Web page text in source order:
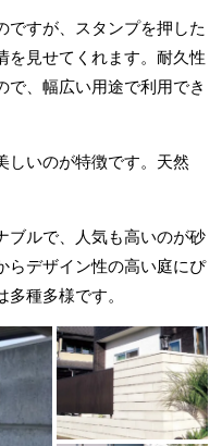
ですが、スタンプを押した
を見せてくれます。耐久性
で、幅広い用途で利用でき
しいのが特徴です。天然
ブルで、人気も高いのが砂
らデザイン性の高い庭にぴ
種多様です。